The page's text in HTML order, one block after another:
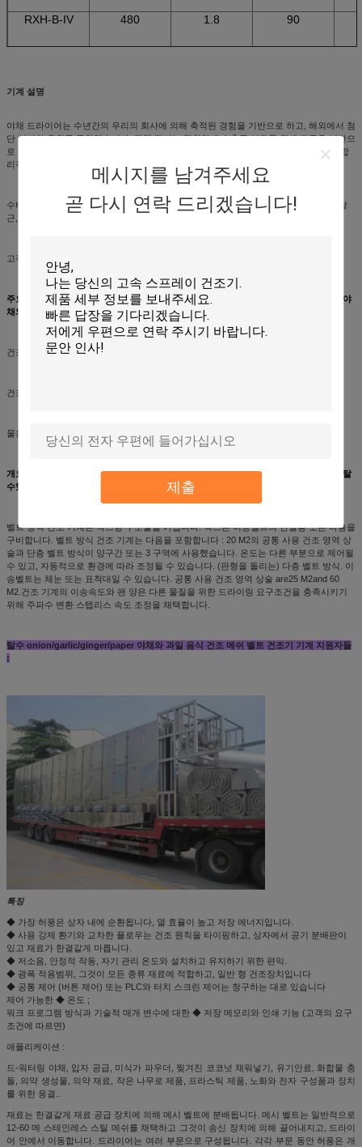
메시지를 남겨주세요
곧 다시 연락 드리겠습니다!
제출
RXH-B-IV 480 1.8 90
기계 설명
야채 드라이어는 수년간의 우리의 회사에 의해 축적된 경험을 기반으로 하고, 해외에서 첨
단 설비의 우위를 통합했습니다. 전체 장비는 정확하게 수출국 식료품 위생 표준을 기반으
로 스테인레스 강에 의해 제조됩니다. 취급 라인은 과학적인 계획되고 잘 제조합니다, 합
리적 설계와 믿을 만한 운영과 넓게 있는 높은 자동화가 야채 탈수에 사용했습니다.
수티러블프로덕츠 :양배추, 콜리플라워, 시금치, 그린프로스리, 부추파, 마늘, 콩나물, 당
근, 아가리크, 생강, 켈프 ect..
고객 요구사항에 따른 일일 생산량 1-10 톤
주요 기술적인 매개 변수는 메쉬 벨트 건조기 기계를 말려 onion/garlic/ginger/paper 야
채와 과일 음식을 탈수했습니다
건조 온도 : 50-120' Ｃ
건조시간 : 0.25-1.5h
물은 건조 뒤에 남았습니다 : 5%-25%(controllable)
개요는 메쉬 벨트 건조기 기계를 말려 onion/garlic/ginger/paper 야채와 과일 음식을 탈
수했습니다
벨트 방식 건조 기계는 박스형 구조물을 가집니다. 박스는 이송벨트의 단일층 또는 다층을
구비합니다. 벨트 방식 건조 기계는 다음을 포함합니다 : 20 M2의 공통 사용 건조 영역 상
술과 단층 벨트 방식이 양구간 또는 3 구역에 사용했습니다. 온도는 다른 부분으로 제어될
수 있고, 자동적으로 환경에 따라 조정될 수 있습니다. (판형을 돌리는) 다층 벨트 방식. 이
송벨트는 체눈 또는 표척대일 수 있습니다. 공통 사용 건조 영역 상술 are25 M2and 60
M2.건조 기계의 이송속도와 팬 양은 다른 물질을 위한 드라이링 요구조건을 충족시키기
위해 주파수 변환 스텝리스 속도 조정을 채택합니다.
탈수 onion/garlic/ginger/paper 야채와 과일 음식 건조 메쉬 벨트 건조기 기계 지원자들
:
특징
◆ 가장 허풍은 상자 내에 순환됩니다, 열 효율이 높고 저장 에너지입니다.
◆ 사용 강제 환기와 교차한 플로우는 건조 원칙을 타이핑하고, 상자에서 공기 분배판이
있고 재료가 한결같게 마릅니다.
◆ 저소음, 안정적 작동, 자기 관리 온도와 설치하고 유지하기 위한 편익.
◆ 광폭 적용범위, 그것이 모든 종류 재료에 적합하고, 일반 형 건조장치입니다
◆ 공통 제어 (버튼 제어) 또는 PLC와 터치 스크린 제어는 청구하는 대로 있습니다
제어 가능한 ◆ 온도 ;
워크 프로그램 방식과 기술적 매개 변수에 대한 ◆ 저장 메모리와 인쇄 기능 (고객의 요구
조건에 따르면)
애플리케이션 :
드-워터링 야채, 입자 공급, 미식가 파우더, 찢겨진 코코넛 채워넣기, 유기안료, 화합물 충
돌, 의약 생성물, 의약 재료, 작은 나무로 제품, 프라스틱 제품, 노화와 전자 구성품과 장치
를 위한 응결..
재료는 한결같게 재료 공급 장치에 의해 메시 벨트에 분배됩니다. 메시 벨트는 일반적으로
12-60 메 스테인레스 스틸 메쉬를 채택하고 그것이 송신 장치에 의해 끌어내지고, 드라이
어 안에서 이동합니다. 드라이어는 여러 부문으로 구성됩니다. 각각 부문 동안 허풍은 개